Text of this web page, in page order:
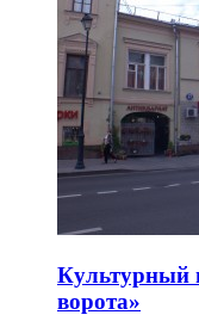
Культурный
ворота»